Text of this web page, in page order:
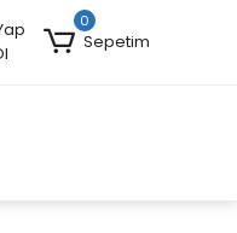
0
Sepetim